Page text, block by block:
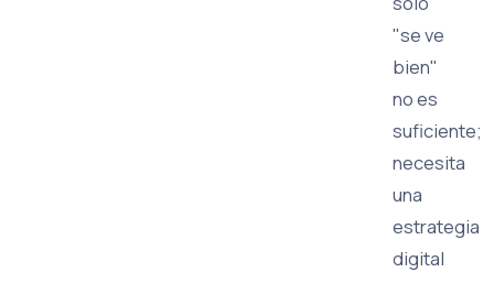
"se ve
bien"
no es
suficiente;
necesita
una
estrategia
digital